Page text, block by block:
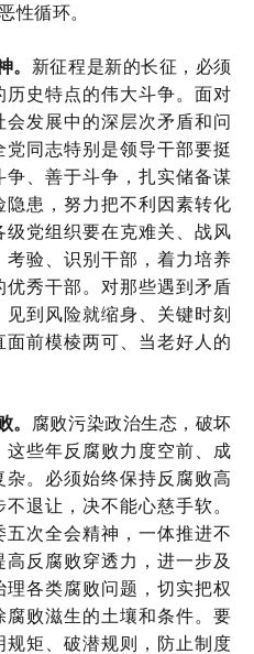
性循环。
新征程是新的长征，必须
史特点的伟大斗争。面对
发展中的深层次矛盾和问
同志特别是领导干部要挺
、善于斗争，扎实储备谋
患，努力把不利因素转化
党组织要在克难关、战风
验、识别干部，着力培养
秀干部。对那些遇到矛盾
到风险就缩身、关键时刻
前模棱两可、当老好人的
腐败污染政治生态，破坏
些年反腐败力度空前、成
。必须始终保持反腐败高
退让，决不能心慈手软。
次全会精神，一体推进不
反腐败穿透力，进一步及
各类腐败问题，切实把权
败滋生的土壤和条件。要
矩、破潜规则，防止制度